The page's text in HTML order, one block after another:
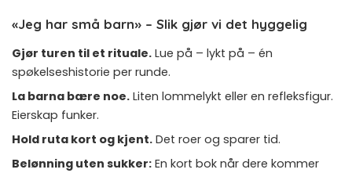
«Jeg har små barn» – Slik gjør vi det hyggelig
Gjør turen til et rituale. Lue på – lykt på – én
spøkelseshistorie per runde.
La barna bære noe. Liten lommelykt eller en refleksfigur.
Eierskap funker.
Hold ruta kort og kjent. Det roer og sparer tid.
Belønning uten sukker: En kort bok når dere kommer